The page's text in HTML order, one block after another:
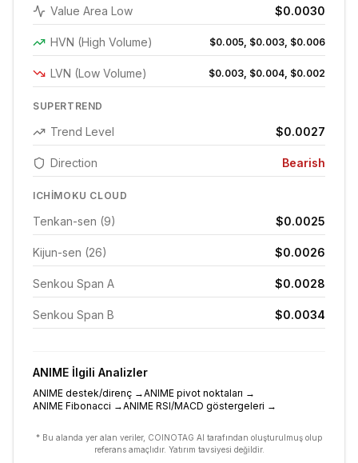
Value Area Low $0.0030
HVN (High Volume) $0.005, $0.003, $0.006
LVN (Low Volume) $0.003, $0.004, $0.002
SUPERTREND
Trend Level $0.0027
Direction Bearish
ICHIMOKU CLOUD
Tenkan-sen (9) $0.0025
Kijun-sen (26) $0.0026
Senkou Span A $0.0028
Senkou Span B $0.0034
ANIME İlgili Analizler
ANIME destek/direnç →ANIME pivot noktaları →
ANIME Fibonacci →ANIME RSI/MACD göstergeleri →
* Bu alanda yer alan veriler, COINOTAG AI tarafından oluşturulmuş olup
referans amaçlıdır. Yatırım tavsiyesi değildir.